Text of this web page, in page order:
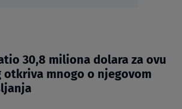
30,8 miliona dolara za ovu
otkriva mnogo o njegovom